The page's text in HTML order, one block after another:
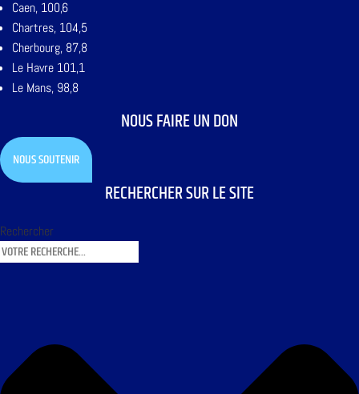
Caen, 100,6
Chartres, 104,5
Cherbourg, 87,8
Le Havre 101,1
Le Mans, 98,8
NOUS FAIRE UN DON
NOUS SOUTENIR
RECHERCHER SUR LE SITE
Rechercher